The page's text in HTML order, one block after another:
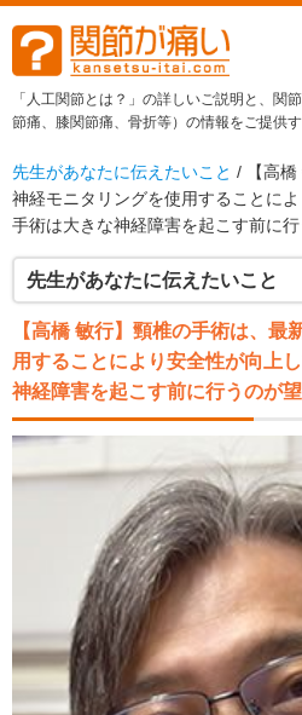
「人工関節とは？」の詳しいご説明と、関
節痛、膝関節痛、骨折等）の情報をご提供
先生があなたに伝えたいこと / 【高橋
神経モニタリングを使用することに
手術は大きな神経障害を起こす前に行
先生があなたに伝えたいこと
【高橋 敏行】頸椎の手術は、最
用することにより安全性が向上
神経障害を起こす前に行うのが望